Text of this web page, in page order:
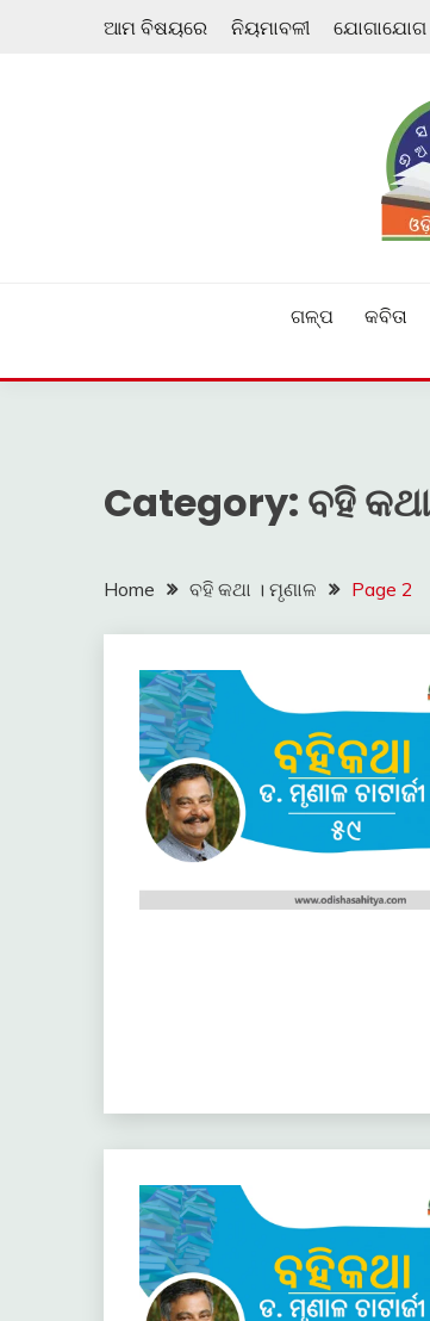
ଆମ ବିଷୟରେ ନିୟମାବଳୀ ଯୋଗାଯୋଗ
ଗଳ୍ପ କବିତା
Category: ବହି
Home ବହି କଥା । ମୃଣାଳ Page 2